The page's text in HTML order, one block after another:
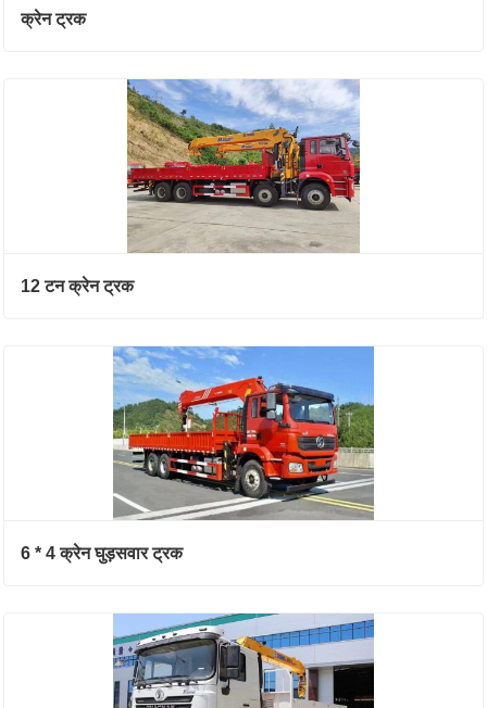
क्रेन ट्रक
12 टन क्रेन ट्रक
6 * 4 क्रेन घुड़सवार ट्रक